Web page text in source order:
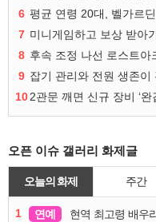
6 평균 연령 20대, 벨가르
7 미니게임하고 보상 받아
8 후속 조정 나선 로스트
9
102관문 깨면 신규 장비 ‘
오픈 이슈 갤러리 화제글
오늘의 화제 주간
1 연예 현역 최고령 배우